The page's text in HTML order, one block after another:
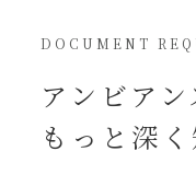
DOCUMENT
アンビアン
もっと深